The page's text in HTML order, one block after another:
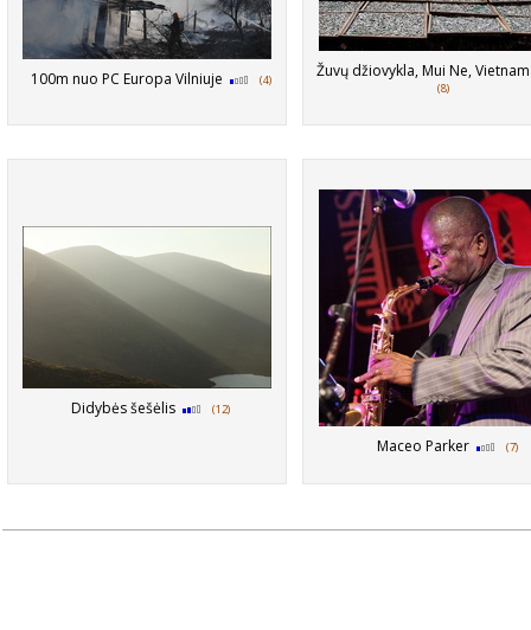
100m nuo PC Europa Vilniuje (4) Žuvų džiovykla, Mui Ne,
(8)
Didybės šešėlis (12)
Maceo Parker (7)